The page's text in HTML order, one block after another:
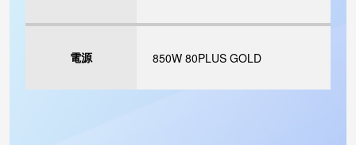
電源 850W 80PLUS GOLD